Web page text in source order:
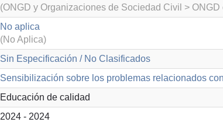
(ONGD y Organizaciones de Sociedad Civil >
No aplica
(No Aplica)
Sin Especificación / No Clasificados
Sensibilización sobre los problemas relacionados
Educación de calidad
2024 - 2024